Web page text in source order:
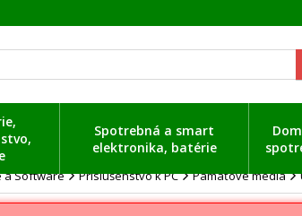
Spotrebná a smart
elektronika, batérie
a Software Príslušenstvo k PC Pamäťové médiá